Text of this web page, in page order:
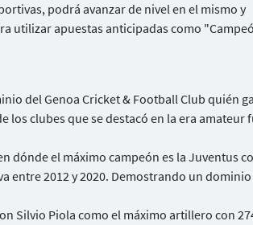
podrá avanzar de nivel en el mismo y
utilizar apuestas anticipadas como
del Genoa Cricket & Football Club quién
los clubes que se destacó en la era amateur
dónde el máximo campeón es la Juventus
entre 2012 y 2020. Demostrando un dominio
Silvio Piola como el máximo artillero con